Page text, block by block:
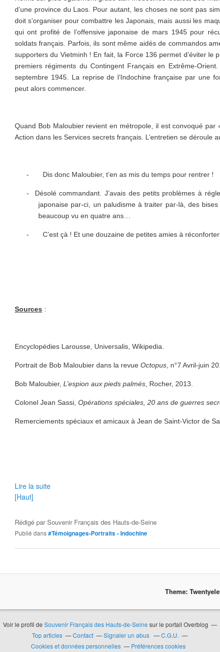
d’une province du Laos. Pour autant, les choses ne sont pas
doit s’organiser pour combattre les Japonais, mais aussi les
qui ont profité de l’offensive japonaise de mars 1945 pour
soldats français. Parfois, ils sont même aidés de commandos
supporters du Vietminh ! En fait, la Force 136 permet d’éviter le
premiers régiments du Contingent Français en Extrême-
septembre 1945. La reprise de l’Indochine française par une
peut alors commencer.
Quand Bob Maloubier revient en métropole, il est convoqué par
Action dans les Services secrets français. L’entretien se déroule
- Dis donc Maloubier, t’en as mis du temps pour rentrer !
-
Désolé commandant. J’avais des petits problèmes à
japonaise par-ci, un paludisme à traiter par-là, des
beaucoup vu en quatre ans…
- C’est çà ! Et une douzaine de petites amies à
Sources :
Encyclopédies Larousse, Universalis, Wikipedia.
Portrait de Bob Maloubier dans la revue Octopus , n°7 Avril-juin
Bob Maloubier, L’espion aux pieds palmés , Rocher, 2013.
Colonel Jean Sassi, Opérations spéciales, 20 ans de guerres
Remerciements spéciaux et amicaux à Jean de Saint-Victor de
Lire la suite
[Haut]
Rédigé parSouvenir Français des Hauts-de-Seine
Publié dans#Témoignages-Portraits - Indochine
Theme:
Voir le profil de Souvenir Français des Hauts-de-Seine sur le portail Overblog
Top articles
Contact Signaler un abus
C.G.U.
Cookies et données personnelles
Préférences cookies